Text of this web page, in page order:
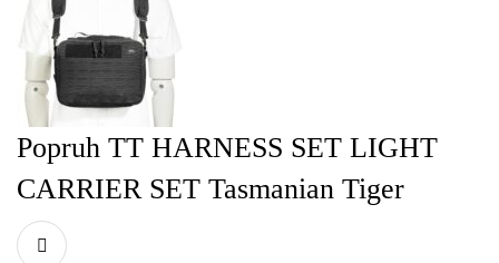
Popruh TT HARNESS SET LIGHT
CARRIER SET Tasmanian Tiger